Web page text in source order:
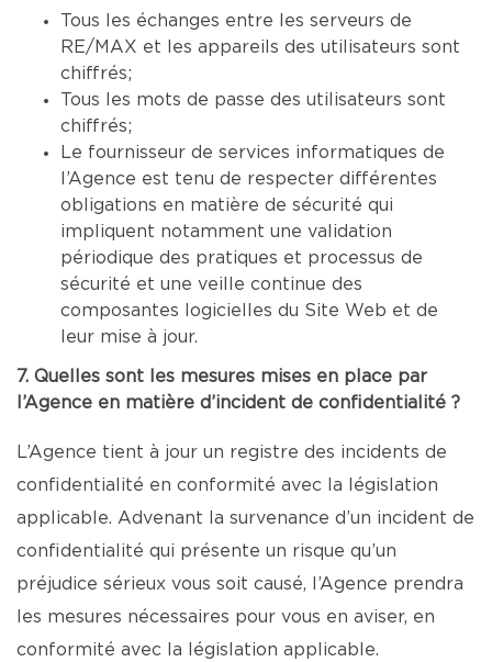
Tous les échanges entre les serveurs de
RE/MAX et les appareils des utilisateurs sont
chiffrés;
Tous les mots de passe des utilisateurs sont
chiffrés;
Le fournisseur de services informatiques de
l’Agence est tenu de respecter différentes
obligations en matière de sécurité qui
impliquent notamment une validation
périodique des pratiques et processus de
sécurité et une veille continue des
composantes logicielles du Site Web et de
leur mise à jour.
7. Quelles sont les mesures mises en place par
l’Agence en matière d’incident de confidentialité ?
L’Agence tient à jour un registre des incidents de
confidentialité en conformité avec la législation
applicable. Advenant la survenance d’un incident de
confidentialité qui présente un risque qu’un
préjudice sérieux vous soit causé, l’Agence prendra
les mesures nécessaires pour vous en aviser, en
conformité avec la législation applicable.